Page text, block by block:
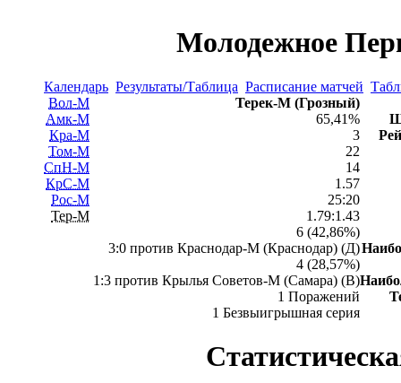
Молодежное
Календарь Результаты/Таблица Расписание матчей
Вол-М
Амк-М
Кра-М
Том-М
СпН-М
КрС-М
Рос-М
Тер-М
Терек-М (Грозный)
65,41%
3
22
14
1.57
25:20
1.79:1.43
6 (42,86%)
3:0 против Краснодар-М (Краснодар) (Д)
4 (28,57%)
1:3 против Крылья Советов-М (Самара) (В)
1 Поражений
1 Безвыигрышная серия